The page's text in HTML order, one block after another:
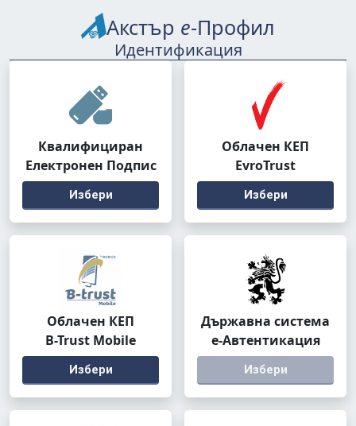
Акстър е-Профил
Идентификация
Квалифициран
Електронен Подпис
Избери
Облачен КЕП
EvroTrust
Избери
Облачен КЕП
B-Trust Mobile
Избери
Държавна система
е-Автентикация
Избери